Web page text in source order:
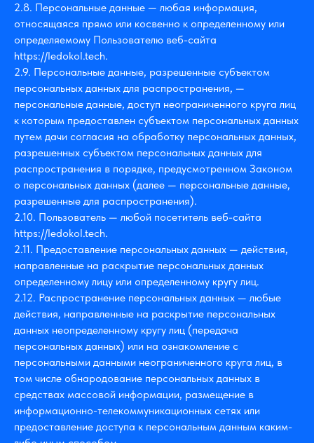
2.8. Персональные данные — любая информация,
относящаяся прямо или косвенно к определенному или
определяемому Пользователю веб-сайта
https://ledokol.tech.
2.9. Персональные данные, разрешенные субъектом
персональных данных для распространения, —
персональные данные, доступ неограниченного круга лиц
к которым предоставлен субъектом персональных данных
путем дачи согласия на обработку персональных данных,
разрешенных субъектом персональных данных для
распространения в порядке, предусмотренном Законом
о персональных данных (далее — персональные данные,
разрешенные для распространения).
2.10. Пользователь — любой посетитель веб-сайта
https://ledokol.tech.
2.11. Предоставление персональных данных — действия,
направленные на раскрытие персональных данных
определенному лицу или определенному кругу лиц.
2.12. Распространение персональных данных — любые
действия, направленные на раскрытие персональных
данных неопределенному кругу лиц (передача
персональных данных) или на ознакомление с
персональными данными неограниченного круга лиц, в
том числе обнародование персональных данных в
средствах массовой информации, размещение в
информационно-телекоммуникационных сетях или
предоставление доступа к персональным данным каким-